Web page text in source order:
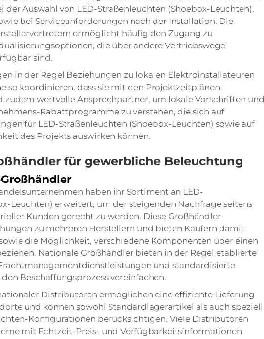
der Auswahl von LED-Straßenleuchten (Shoebox-Leuchten),
bei Serviceanforderungen nach der Installation. Die
ermöglicht häufig den Zugang zu
die über andere Vertriebswege
sind.
in der Regel Beziehungen zu lokalen Elektroinstallateuren
so koordinieren, dass sie mit den Projektzeitplänen
zudem wertvolle Ansprechpartner, um lokale Vorschriften und
Rabattprogramme zu verstehen, die sich auf
für LED-Straßenleuchten (Shoebox-Leuchten) sowie auf
des Projekts auswirken können.
für gewerbliche Beleuchtung
haben ihr Sortiment an LED-
Leuchten) erweitert, um der steigenden Nachfrage seitens
Kunden gerecht zu werden. Diese Großhändler
zu mehreren Herstellern und bieten Käufern damit
die Möglichkeit, verschiedene Komponenten über einen
Nationale Großhändler bieten in der Regel etablierte
und standardisierte
Beschaffungsprozess vereinfachen.
Distributoren ermöglichen eine effiziente Lieferung
und können sowohl Standardlagerartikel als auch speziell
Konfigurationen berücksichtigen. Viele Distributoren
mit Echtzeit-Preis- und Verfügbarkeitsinformationen